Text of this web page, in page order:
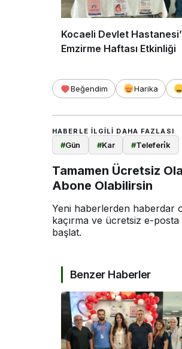
Kocaeli Devlet
Emzirme Haftası Etkinliği
Beğendim Harika
HABERLE ILGILI DAHA FAZLASI
#Gün #Kar #Teleferi̇k
Tamamen Ücretsiz
Abone Olabilirsin
Yeni haberlerden haberdar
kaçırma ve ücretsiz e-
başlat.
Benzer Haberler